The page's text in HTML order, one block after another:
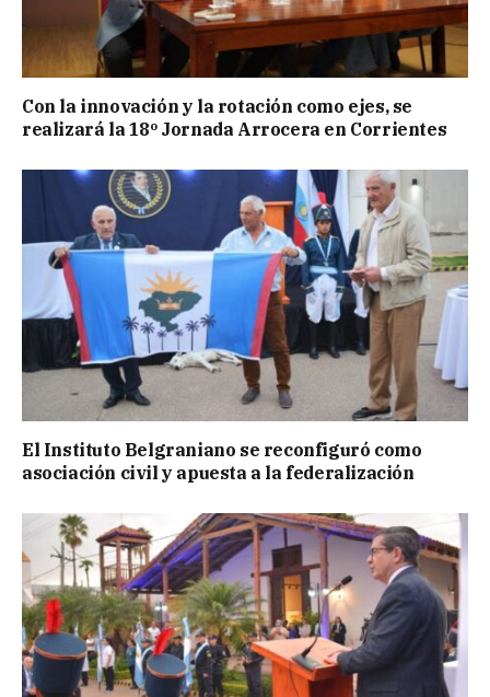
Con la innovación y la rotación como ejes, se
realizará la 18º Jornada Arrocera en Corrientes
El Instituto Belgraniano se reconfiguró como
asociación civil y apuesta a la federalización